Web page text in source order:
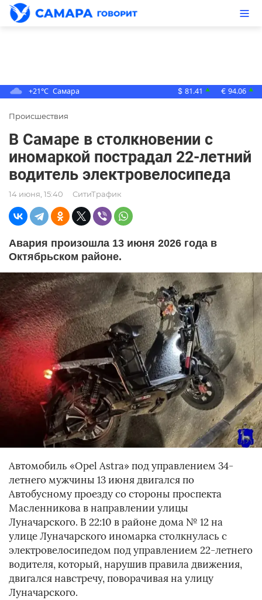
+21°C Самара $ 81.41 ▲ € 94.06 ▲
Происшествия
В Самаре в столкновении с
иномаркой пострадал 22-летний
водитель электровелосипеда
14 июня, 15:40 СитиТрафик
Авария произошла 13 июня 2026 года в
Октябрьском районе.
Автомобиль «Opel Astra» под управлением 34-
летнего мужчины 13 июня двигался по
Автобусному проезду со стороны проспекта
Масленникова в направлении улицы
Луначарского. В 22:10 в районе дома № 12 на
улице Луначарского иномарка столкнулась с
электровелосипедом под управлением 22-летнего
водителя, который, нарушив правила движения,
двигался навстречу, поворачивая на улицу
Луначарского.